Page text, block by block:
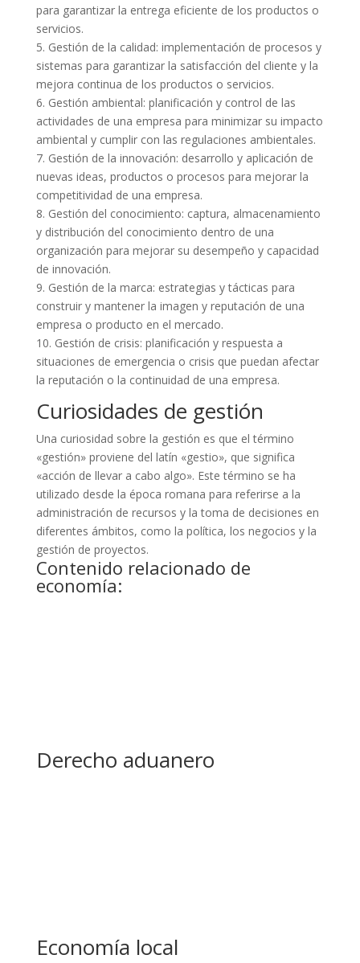
para garantizar la entrega eficiente de los productos o
servicios.
5. Gestión de la calidad: implementación de procesos y
sistemas para garantizar la satisfacción del cliente y la
mejora continua de los productos o servicios.
6. Gestión ambiental: planificación y control de las
actividades de una empresa para minimizar su impacto
ambiental y cumplir con las regulaciones ambientales.
7. Gestión de la innovación: desarrollo y aplicación de
nuevas ideas, productos o procesos para mejorar la
competitividad de una empresa.
8. Gestión del conocimiento: captura, almacenamiento
y distribución del conocimiento dentro de una
organización para mejorar su desempeño y capacidad
de innovación.
9. Gestión de la marca: estrategias y tácticas para
construir y mantener la imagen y reputación de una
empresa o producto en el mercado.
10. Gestión de crisis: planificación y respuesta a
situaciones de emergencia o crisis que puedan afectar
la reputación o la continuidad de una empresa.
Curiosidades de gestión
Una curiosidad sobre la gestión es que el término
«gestión» proviene del latín «gestio», que significa
«acción de llevar a cabo algo». Este término se ha
utilizado desde la época romana para referirse a la
administración de recursos y la toma de decisiones en
diferentes ámbitos, como la política, los negocios y la
gestión de proyectos.
Contenido relacionado de
economía:
Derecho aduanero
Economía local